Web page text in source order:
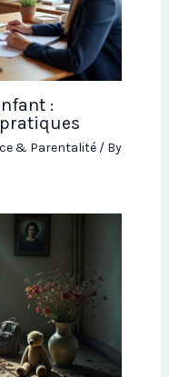
:
& Parentalité/ By